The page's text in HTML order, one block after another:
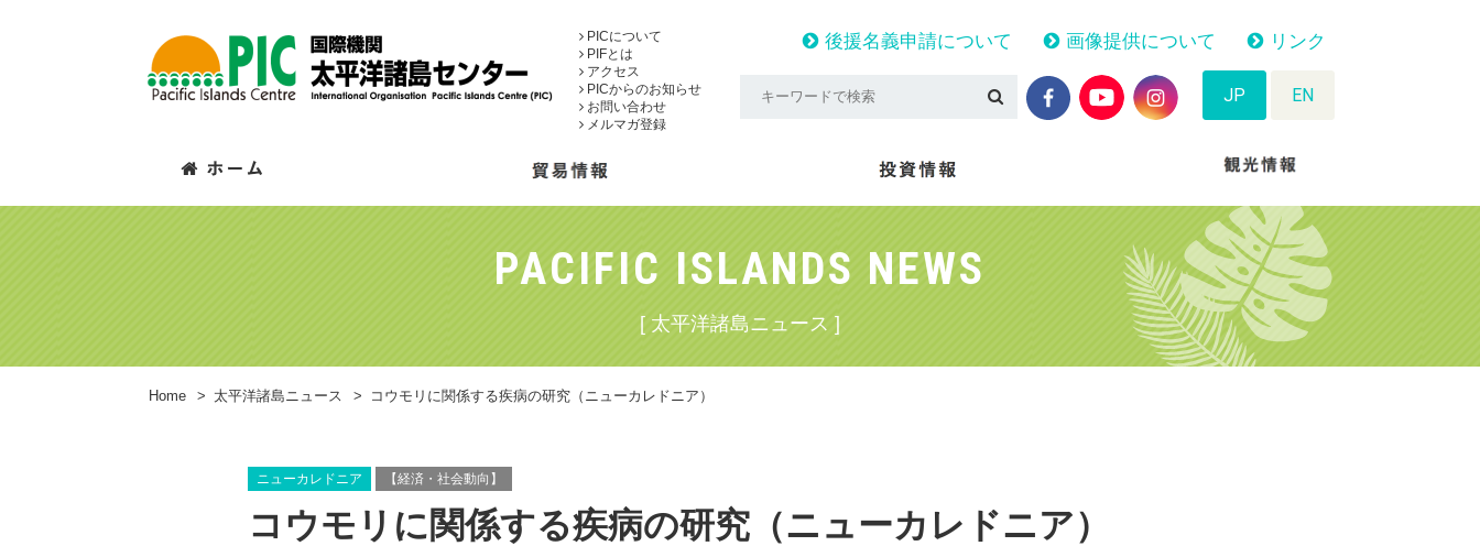
PICについて
PIFとは
アクセス
PICからのお知らせ
お問い合わせ
メルマガ登録
後援名義申請について 画像提供について リンク
JP EN
PACIFIC ISLANDS NEWS
[ 太平洋諸島ニュース ]
Home > 太平洋諸島ニュース > コウモリに関係する疾病の研究（ニューカレドニア）
ニューカレドニア 【経済・社会動向】
コウモリに関係する疾病の研究（ニューカレドニア）